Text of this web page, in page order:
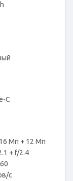
C
Мп + 12 Мп
+ f/2.4
с